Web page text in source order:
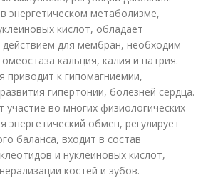
энергетическом метаболизме,
кислот, обладает
для мембран, необходим
кальция, калия и натрия.
приводит к гипомагниемии,
гипертонии, болезней сердца.
во многих физиологических
энергетический обмен, регулирует
баланса, входит в состав
и нуклеиновых кислот,
костей и зубов.